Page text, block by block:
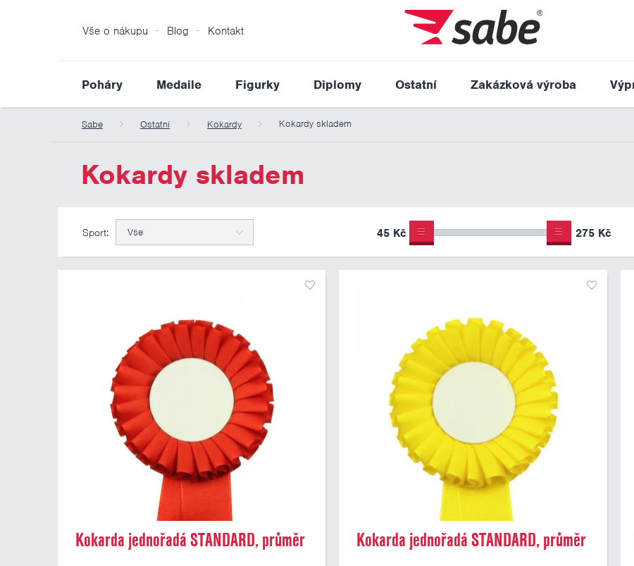
Vše o nákupu Blog Kontakt
Poháry Medaile Figurky Diplomy Ostatní Zakázková výroba
Sabe Ostatní Kokardy Kokardy skladem
Kokardy skladem
Sport: Vše 45 Kč 275 Kč
Kokarda jednořadá STANDARD, průměr
Kokarda jednořadá STANDARD, průměr